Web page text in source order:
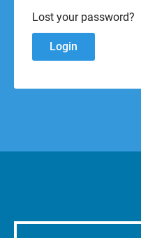
Lost your password?